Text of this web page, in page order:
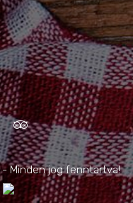
Minden jog fenntartva!